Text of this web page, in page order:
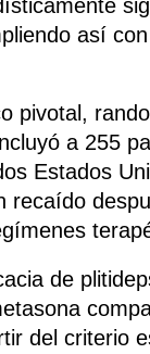
así
pivotal,
a 255
Estados
recaído
de
del criterio